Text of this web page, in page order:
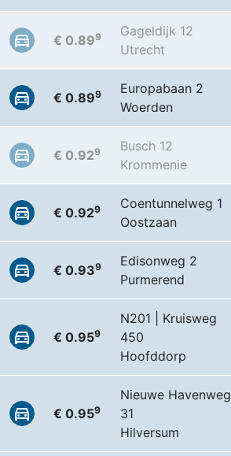
€ 0.899
Gageldijk 12
Utrecht
€ 0.899
Europabaan 2
Woerden
€ 0.929
Busch 12
Krommenie
€ 0.929
Coentunnelweg 1
Oostzaan
€ 0.939
Edisonweg 2
Purmerend
€ 0.959
N201 | Kruisweg
450
Hoofddorp
€ 0.959
Nieuwe Havenweg
31
Hilversum